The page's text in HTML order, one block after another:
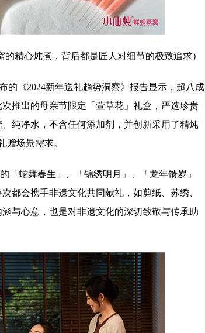
的精心炖煮，背后都是匠人对细节的极致追求）
的《2024新年送礼趋势洞察》报告显示，超八成
推出的母亲节限定「萱草花」礼盒，严选珍贵
纯净水，不含任何添加剂，并创新采用了精炖
赠场景需求。
「蛇舞春生」、「锦绣明月」、「龙年馈岁」
都会携手非遗文化共同献礼，如剪纸、苏绣、
与心意，也是对非遗文化的深切致敬与传承助